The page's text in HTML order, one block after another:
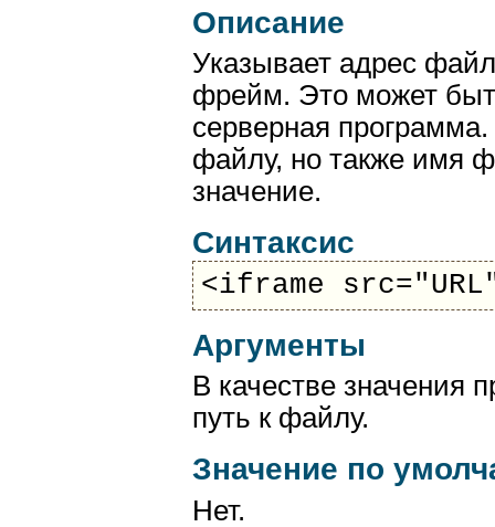
Описание
Указывает адрес
фрейм. Это может
серверная
файлу, но также имя
значение.
Синтаксис
<iframe
Аргументы
В качестве значения
путь к файлу.
Значение по
Нет.